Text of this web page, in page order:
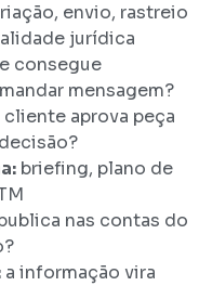
envio, rastreio
jurídica
consegue
mensagem?
cliente aprova peça
briefing, plano de
nas contas do
a informação vira